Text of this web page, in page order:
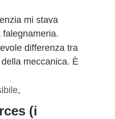
mi stava
falegnameria.
differenza tra
meccanica. È
,
(i